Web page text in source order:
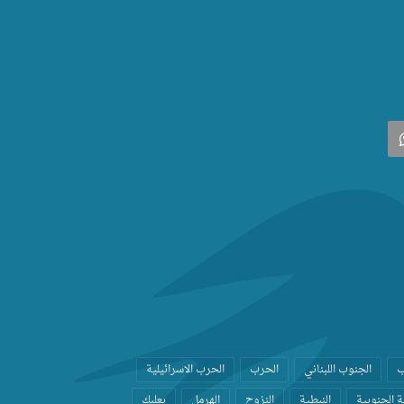
واتساب
الجنوب اللبناني الحرب
الحرب الاسرائيلية